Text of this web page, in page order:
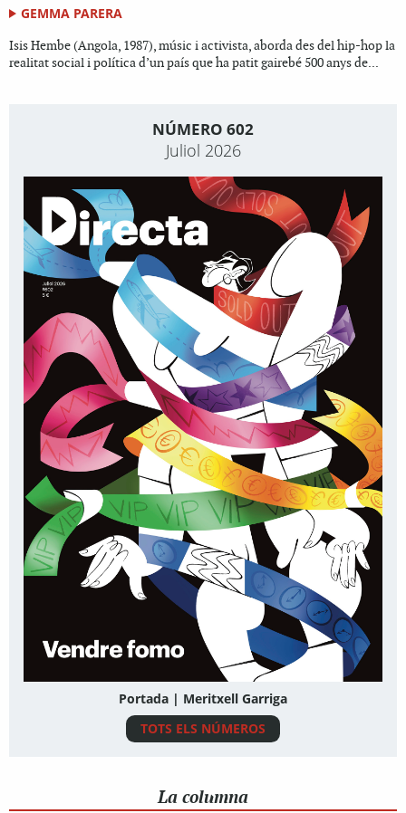
GEMMA PARERA
Isis Hembe (Angola, 1987), músic i activista, aborda des del hip-hop la
realitat social i política d’un país que ha patit gairebé 500 anys de...
NÚMERO 602
Juliol 2026
Portada | Meritxell Garriga
TOTS ELS NÚMEROS
La columna